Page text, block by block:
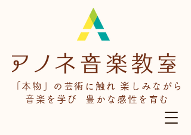
「本物」の芸術に触れ 楽しみながら
音楽を学び 豊かな感性を育む